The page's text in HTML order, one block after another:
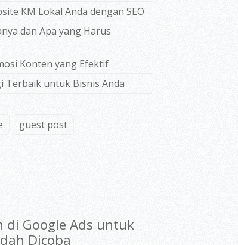
KM Lokal Anda dengan SEO
dan Apa yang Harus
Konten yang Efektif
Terbaik untuk Bisnis Anda
guest post
di Google Ads untuk
Dicoba